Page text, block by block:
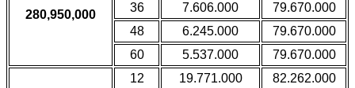
280,950,000
36
7.606.000
79.670.000
48
6.245.000
79.670.000
60
5.537.000 79.670.000
12 19.771.000
82.262.000